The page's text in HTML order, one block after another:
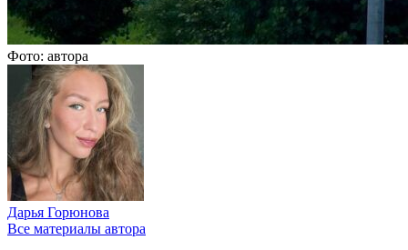
Фото: автора
Дарья Горюнова
Все материалы автора